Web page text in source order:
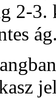
2-3.
ág.